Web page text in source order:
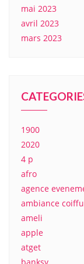
mai 2023
avril 2023
mars 2023
1900
2020
4 p
afro
agence
ambiance
ameli
apple
atget